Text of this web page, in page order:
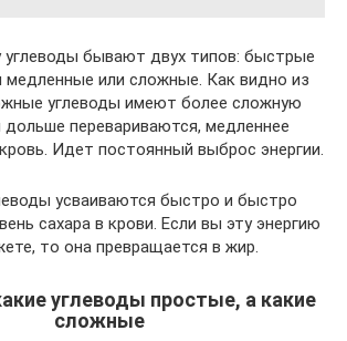
бывают двух типов: быстрые
медленные или сложные. Как видно из
углеводы имеют более сложную
дольше перевариваются, медленнее
Идет постоянный выброс энергии.
усваиваются быстро и быстро
сахара в крови. Если вы эту энергию
то она превращается в жир.
углеводы простые, а какие
сложные